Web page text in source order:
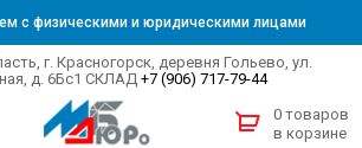
с физическими и юридическими лицами
г. Красногорск, деревня Гольево, ул.
д. 6Бс1 СКЛАД +7 (906) 717-79-44
0 товаров
в корзине